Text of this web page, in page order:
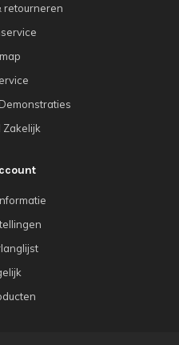
retourneren
Zakelijk